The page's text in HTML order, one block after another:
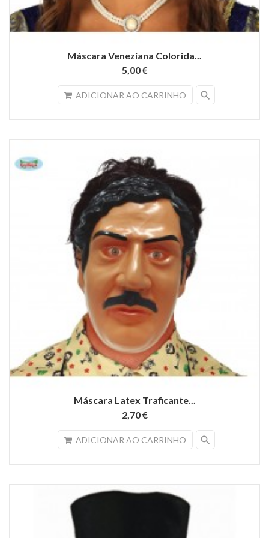
Máscara Veneziana Colorida...
5,00 €
ADICIONAR AO CARRINHO search
Máscara Latex Traficante...
2,70 €
ADICIONAR AO CARRINHO search